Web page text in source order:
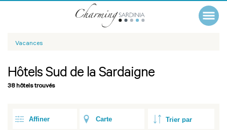
Vacances
Hôtels Sud de la Sardaigne
38 hôtels trouvés
Affiner Carte